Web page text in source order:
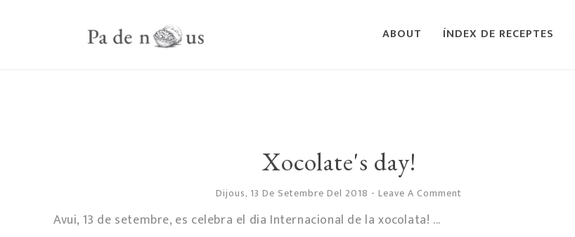
ABOUT ÍNDEX DE RECEPTES
Xocolate's day!
Dijous, 13 De Setembre Del 2018 - Leave A Comment
Avui, 13 de setembre, es celebra el dia Internacional de la xocolata! ...